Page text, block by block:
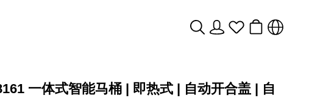
一体式智能马桶 | 即热式 | 自动开合盖 | 自